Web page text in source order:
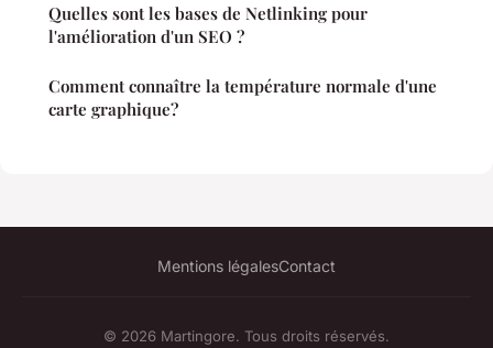
Quelles sont les bases de Netlinking pour
l'amélioration d'un SEO ?
Comment connaître la température normale d'une
carte graphique?
Mentions légalesContact
© 2026 Martingore. Tous droits réservés.